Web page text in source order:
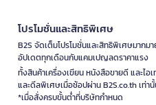
โปรโมชั่นและสิทธิพิเศษ
B2S จัดเต็มโปรโมชั่นและสิทธิพิเศษมาก
อัปเดตทุกเดือนกับแคมเปญลดราคาแรง
ทั้งสินค้าเครื่องเขียน หนังสือขายดี และไ
และดีลพิเศษเมื่อช้อปผ่าน B2S.co.th เท่า
*เมื่อสั่งครบขั้นต่ำที่บริษัทกำหนด